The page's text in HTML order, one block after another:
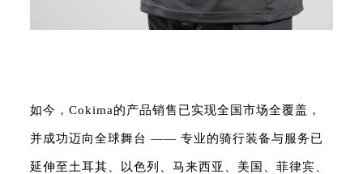
如今，Cokima的产品销售已实现全国市场全覆盖，
并成功迈向全球舞台 —— 专业的骑行装备与服务已
延伸至土耳其、以色列、马来西亚、美国、菲律宾、